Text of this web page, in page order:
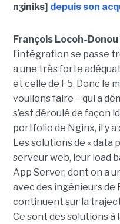
nʒiniks] depuis son
François Locoh-Donou
l’intégration se passe
a une très forte
et celle de F5. Donc le
voulions faire – qui a
s’est déroulé de façon
portfolio de Nginx, il y
Les solutions de « data
serveur web, leur load
App Server, dont on a
avec des ingénieurs de
continuent sur la
Ce sont des solutions à